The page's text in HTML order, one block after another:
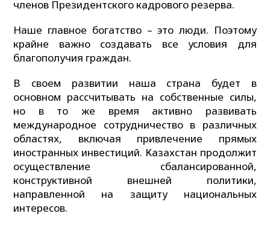
членов Президентского кадрового резерва.
Наше главное богатство – это люди. Поэтому
крайне важно создавать все условия для
благополучия граждан.
В своем развитии наша страна будет в
основном рассчитывать на собственные силы,
но в то же время активно развивать
международное сотрудничество в различных
областях, включая привлечение прямых
иностранных инвестиций. Казахстан продолжит
осуществление сбалансированной,
конструктивной внешней политики,
направленной на защиту национальных
интересов.